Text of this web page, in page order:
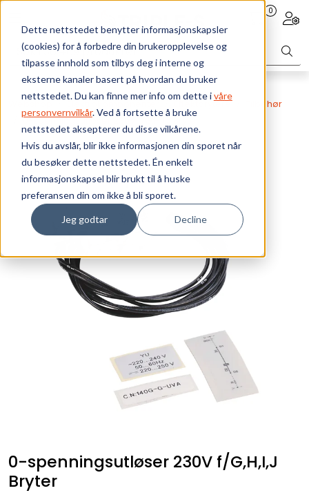
Dette nettstedet benytter informasjonskapsler
(cookies) for å forbedre din brukeropplevelse og
tilpasse innhold som tilbys deg i interne og
eksterne kanaler basert på hvordan du bruker
nettstedet. Du kan finne mer info om dette ivåre
personvernvilkår. Ved å fortsette å bruke
nettstedet aksepterer du disse vilkårene.
Hvis du avslår, blir ikke informasjonen din sporet når
du besøker dette nettstedet. Én enkelt
informasjonskapsel blir brukt til å huske
preferansen din om ikke å bli sporet.
Jeg godtar Decline
Skip to main content 0
Webshop Elektrokomponenter Effektbrytere
Tilbehør
0-spenningsutløser 230V f/G,H,I,J Bryter
0-spenningsutløser 230V f/G,H,I,J
Bryter
Bærekraft
Vi tilbyr
Ressurser
Om oss